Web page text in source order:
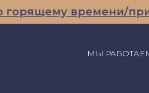
времени/при
МЫ